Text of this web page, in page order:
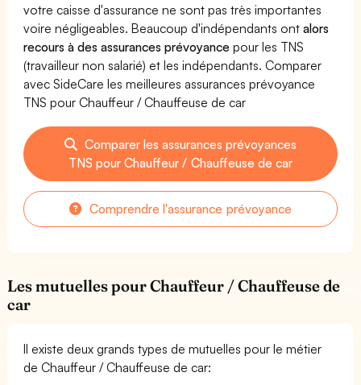
votre caisse d'assurance ne sont pas très importantes
voire négligeables. Beaucoup d'indépendants ontalors
recours à des assurances prévoyance pour les TNS
(travailleur non salarié) et les indépendants. Comparer
avec SideCare les meilleures assurances prévoyance
TNS pour Chauffeur / Chauffeuse de car
Comparer les assurances prévoyances
TNS pour Chauffeur / Chauffeuse de car
Comprendre l'assurance prévoyance
Les mutuelles pour Chauffeur / Chauffeuse de
car
Il existe deux grands types de mutuelles pour le métier
de Chauffeur / Chauffeuse de car: